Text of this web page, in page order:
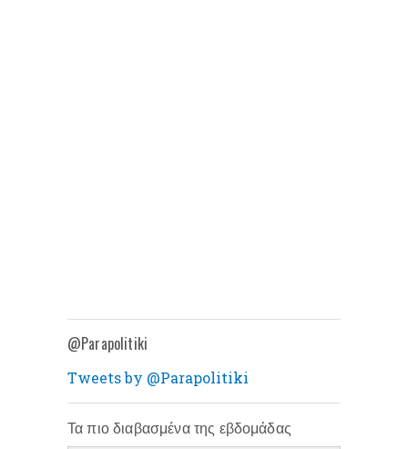
@Parapolitiki
Tweets by @Parapolitiki
Τα πιο διαβασμένα της εβδομάδας